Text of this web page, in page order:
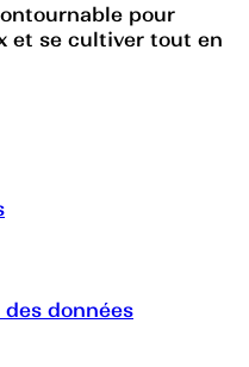
pour
et se cultiver tout en
données